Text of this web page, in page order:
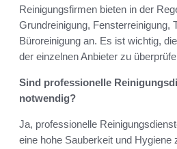
Reinigungsfirmen bieten in der
Grundreinigung, Fensterreinigung,
Büroreinigung an. Es ist wichtig,
der einzelnen Anbieter zu
Sind professionelle
notwendig?
Ja, professionelle
eine hohe Sauberkeit und Hygiene